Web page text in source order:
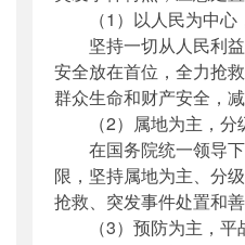
（1）以人民为中心
坚持一切从人民利益
安全放在首位，全力抢
群众生命和财产安全，减
（2）属地为主，分
在国务院统一领导下
限，坚持属地为主、分
抢救、突发事件处置和善
（3）预防为主，平